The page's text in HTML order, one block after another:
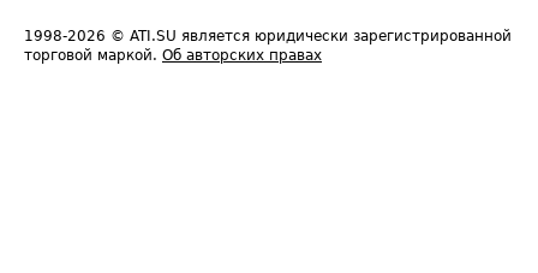
1998-2026 © ATI.SU является юридически зарегистрированной
торговой маркой. Об авторских правах